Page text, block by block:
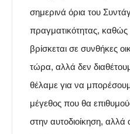
σημερινά όρια του
πραγματικότητας, καθώς
βρίσκεται σε συνθήκες
τώρα, αλλά δεν
θέλαμε για να
μέγεθος που θα
στην αυτοδιοίκηση, αλλά